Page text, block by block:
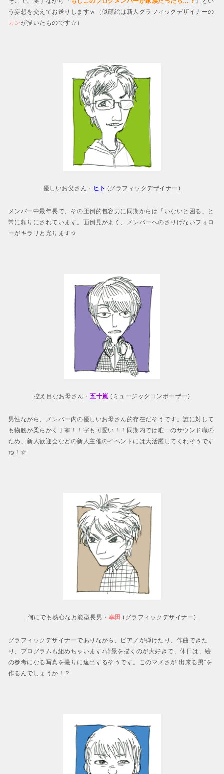
う妄想を交えてお送りしますｗ（似顔絵は新人グラフィックデザイナーの
カンが描いたものです☆）
優しいお父さん・ ヒト (グラフィックデザイナー)
メンバー中最年長で、その圧倒的包容力に同期からは「いないと困る」と
常に頼りにされています。面倒見がよく、メンバーへのさりげないフォロ
ーがキラリと光ります✩
控え目なお母さん・五十嵐 (ミュージックコンポーザー)
男性ながら、メンバー内の優しいお母さん的存在だそうです。誰に対して
も物腰が柔らかく丁寧！！字も可愛い！！同期内では唯一のサウンド職の
ため、新人歓迎会などの新人主催のイベントには大活躍してくれそうです
ね！☆
何にでも熱心な万能型長男・ 幸田 (グラフィックデザイナー)
グラフィックデザイナーでありながら、ピアノが弾けたり、作曲できた
り、プログラムも組めちゃいます♪背景を描くのが大好きで、休日は、絵
の参考になる写真を撮りに遠出するそうです。このマメさが“出来る男”を
作るんでしょうか！？